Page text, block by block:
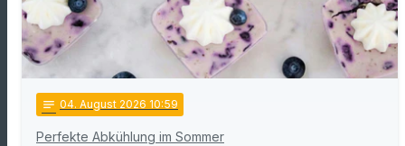
notes 04. August 2026 10:59
Perfekte Abkühlung im Sommer